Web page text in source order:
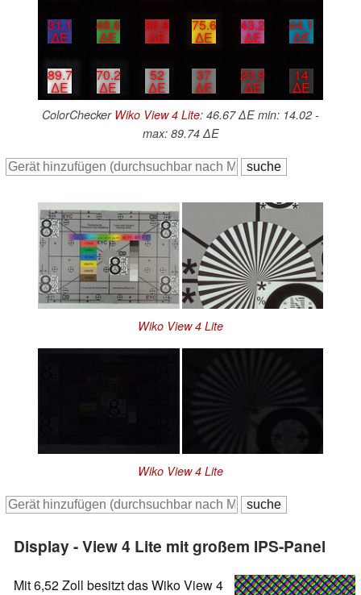
31.1
∆E
48.6
∆E
36.9
∆E
75.6
∆E
43.2
∆E
44.1
∆E
89.7
∆E
70.2
∆E
52
∆E
37
∆E
23.9
∆E
14
∆E
ColorChecker Wiko View 4 Lite: 46.67 ∆E min: 14.02 -
max: 89.74 ∆E
Wiko View 4 Lite
Wiko View 4 Lite
Display - View 4 Lite mit großem IPS-Panel
Mit 6,52 Zoll besitzt das Wiko View 4